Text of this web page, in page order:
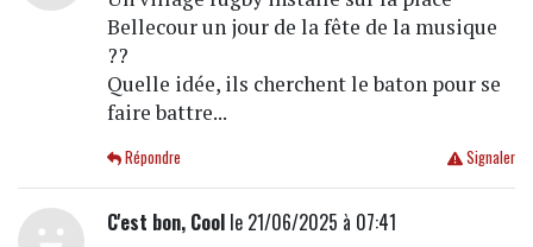
Bellecour un jour de la fête de la musique
??
Quelle idée, ils cherchent le baton pour se
faire battre...
Signaler
Répondre
C'est bon, Coolle 21/06/2025 à 07:41